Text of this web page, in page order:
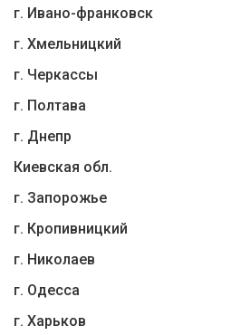
г. Ивано-франковск
г. Хмельницкий
г. Черкассы
г. Полтава
г. Днепр
Киевская обл.
г. Запорожье
г. Кропивницкий
г. Николаев
г. Одесса
г. Харьков